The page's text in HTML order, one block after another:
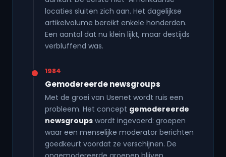
locaties sluiten zich aan. Het dagelijkse
artikelvolume bereikt enkele honderden.
Een aantal dat nu klein lijkt, maar destijds
verbluffend was.
1984
Gemodereerde newsgroups
Met de groei van Usenet wordt ruis een
probleem. Het concept gemodereerde
newsgroups wordt ingevoerd: groepen
waar een menselijke moderator berichten
goedkeurt voordat ze verschijnen. De